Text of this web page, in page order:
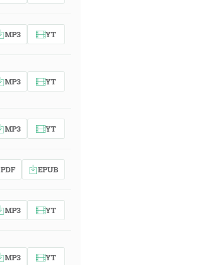
MP3 YT
MP3 YT
MP3 YT
PDF EPUB
MP3 YT
MP3 YT